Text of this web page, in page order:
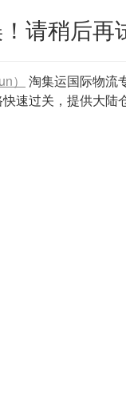
请稍后再
）
淘集运国际物流
速过关，提供大